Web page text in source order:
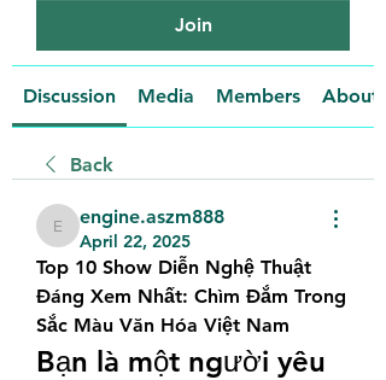
Join
Discussion Media Members About
Back
engine.aszm888
engine.aszm888
April 22, 2025
Top 10 Show Diễn Nghệ Thuật
Đáng Xem Nhất: Chìm Đắm Trong
Sắc Màu Văn Hóa Việt Nam
Bạn là một người yêu